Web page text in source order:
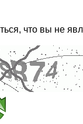
что вы не